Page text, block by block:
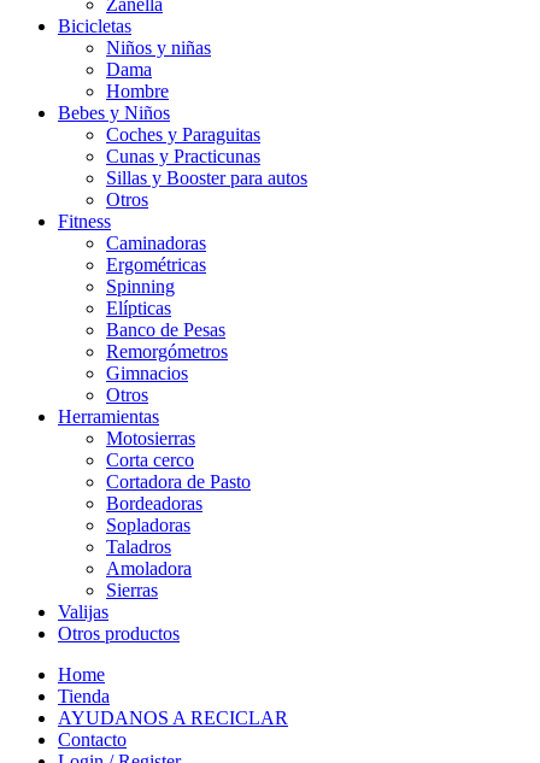
Zanella
Bicicletas
Niños y niñas
Dama
Hombre
Bebes y Niños
Coches y Paraguitas
Cunas y Practicunas
Sillas y Booster para autos
Otros
Fitness
Caminadoras
Ergométricas
Spinning
Elípticas
Banco de Pesas
Remorgómetros
Gimnacios
Otros
Herramientas
Motosierras
Corta cerco
Cortadora de Pasto
Bordeadoras
Sopladoras
Taladros
Amoladora
Sierras
Valijas
Otros productos
Home
Tienda
AYUDANOS A RECICLAR
Contacto